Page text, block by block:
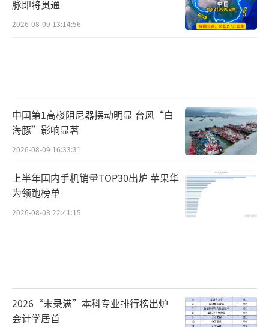
脉即将贯通
2026-08-09 13:14:56
中国第1高楼阻尼器摆动明显 台风“白
海豚”影响显著
2026-08-09 16:33:31
上半年国内手机销量TOP30出炉 苹果华
为领跑榜单
2026-08-08 22:41:15
2026“未录满”本科专业排行榜出炉
会计学居首